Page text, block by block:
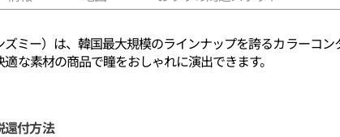
ズミー）は、韓国最大規模のラインナップを誇るカラーコ
な素材の商品で瞳をおしゃれに演出できます。
還付方法